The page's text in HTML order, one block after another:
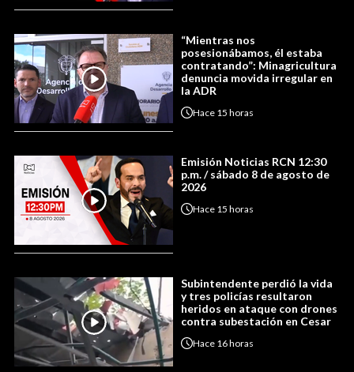
“Mientras nos
posesionábamos, él estaba
contratando”: Minagricultura
denuncia movida irregular en
la ADR
Hace 15 horas
Emisión Noticias RCN 12:30
p.m. / sábado 8 de agosto de
2026
Hace 15 horas
Subintendente perdió la vida
y tres policías resultaron
heridos en ataque con drones
contra subestación en Cesar
Hace 16 horas